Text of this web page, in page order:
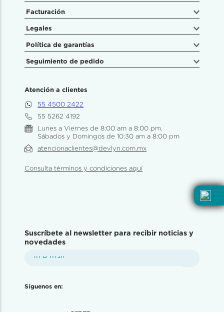
Facturación
Legales
Política de garantías
Seguimiento de pedido
Atención a clientes
55 4500 2422
55 5262 4192
Lunes a Viernes de 8:00 am a 8:00 pm.
Sábados y Domingos de 10:30 am a 8:00 pm
atencionaclientes@devlyn.com.mx
Consulta términos y condiciones aquí
Suscríbete al newsletter para recibir noticias y
novedades
Síguenos en: